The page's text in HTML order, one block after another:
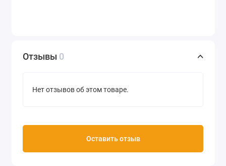
Отзывы 0
Нет отзывов об этом товаре.
Оставить отзыв